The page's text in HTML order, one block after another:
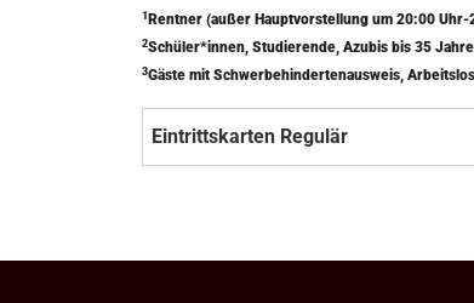
1 Rentner (außer Hauptvorstellung um 20:00
2Schüler*innen, Studierende, Azubis bis 35
3Gäste mit Schwerbehindertenausweis,
Eintrittskarten Regulär